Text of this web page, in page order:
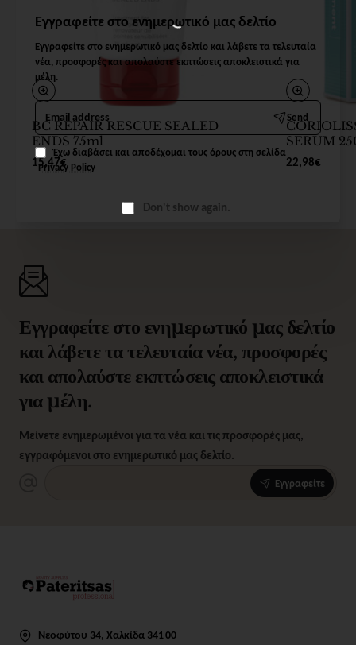
Εγγραφείτε στο ενημερωτικό μας δελτίο
Εγγραφείτε στο ενημερωτικό μας δελτίο και λάβετε τα τελευταία
νέα, προσφορές και απολαύστε εκπτώσεις αποκλειστικά για
μέλη.
Email
address
Send
Έχω διαβάσει και αποδέχομαι τους όρους στη σελίδα
Privacy Policy
Don't show again.
BC REPAIR RESCUE SEALED
ENDS 75ml
15,47€
SERUM
22,98€
Εγγραφείτε στο ενημερωτικό μας δελτίο
και λάβετε τα τελευταία νέα, προσφορές
και απολαύστε εκπτώσεις αποκλειστικά
για μέλη.
Μείνετε ενημερωμένοι για τα νέα και τις προσφορές μας,
εγγραφόμενοι στο ενημερωτικό μας δελτίο.
Εγγραφείτε
Νεοφύτου 34, Χαλκίδα 341 00